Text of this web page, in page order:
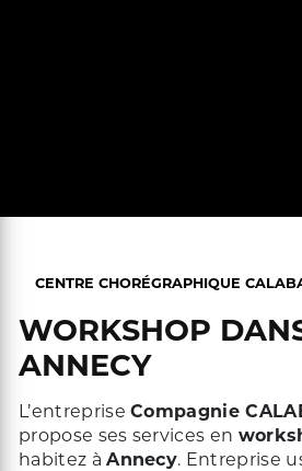
CENTRE CHORÉGRAPHIQUE
WORKSHOP DANSE À
ANNECY
L’entrepriseCompagnie
propose ses services en
habitez àAnnecy. Entreprise